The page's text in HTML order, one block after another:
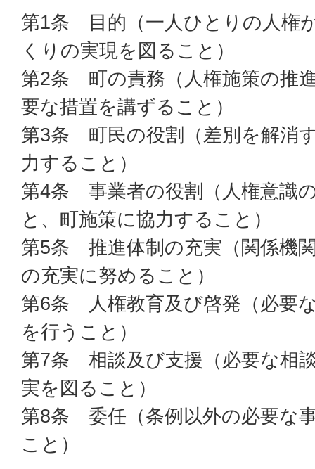
第1条 目的（一人ひとりの人権
くりの実現を図ること）
第2条 町の責務（人権施策の推
要な措置を講ずること）
第3条 町民の役割（差別を解消
力すること）
第4条 事業者の役割（人権意識
と、町施策に協力すること）
第5条 推進体制の充実（関係機
の充実に努めること）
第6条 人権教育及び啓発（必要
を行うこと）
第7条 相談及び支援（必要な相
実を図ること）
第8条 委任（条例以外の必要な
こと）